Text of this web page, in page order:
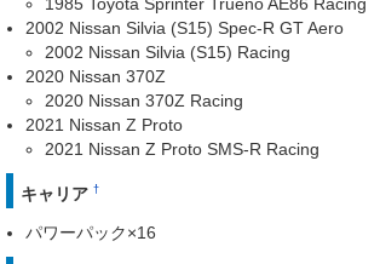
2002 Nissan Silvia (S15) Spec-R GT Aero
2002 Nissan Silvia (S15) Racing
2020 Nissan 370Z
2020 Nissan 370Z Racing
2021 Nissan Z Proto
2021 Nissan Z Proto SMS-R Racing
キャリア †
パワーパック×16